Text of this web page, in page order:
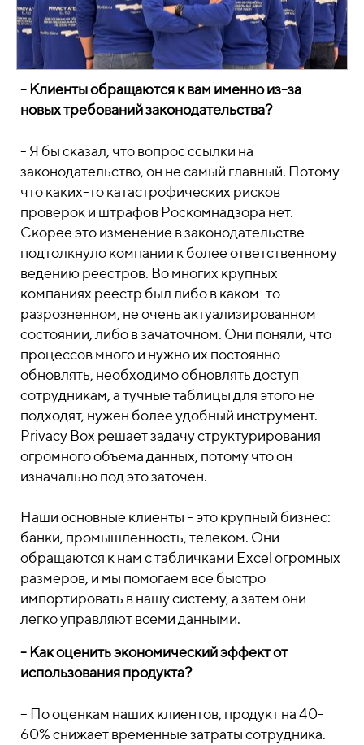
- Клиенты обращаются к вам именно из-за
новых требований законодательства?
- Я бы сказал, что вопрос ссылки на
законодательство, он не самый главный. Потому
что каких-то катастрофических рисков
проверок и штрафов Роскомнадзора нет.
Скорее это изменение в законодательстве
подтолкнуло компании к более ответственному
ведению реестров. Во многих крупных
компаниях реестр был либо в каком-то
разрозненном, не очень актуализированном
состоянии, либо в зачаточном. Они поняли, что
процессов много и нужно их постоянно
обновлять, необходимо обновлять доступ
сотрудникам, а тучные таблицы для этого не
подходят, нужен более удобный инструмент.
Privacy Box решает задачу структурирования
огромного объема данных, потому что он
изначально под это заточен.
Наши основные клиенты - это крупный бизнес:
банки, промышленность, телеком. Они
обращаются к нам с табличками Excel огромных
размеров, и мы помогаем все быстро
импортировать в нашу систему, а затем они
легко управляют всеми данными.
- Как оценить экономический эффект от
использования продукта?
– По оценкам наших клиентов, продукт на 40-
60% снижает временные затраты сотрудника.